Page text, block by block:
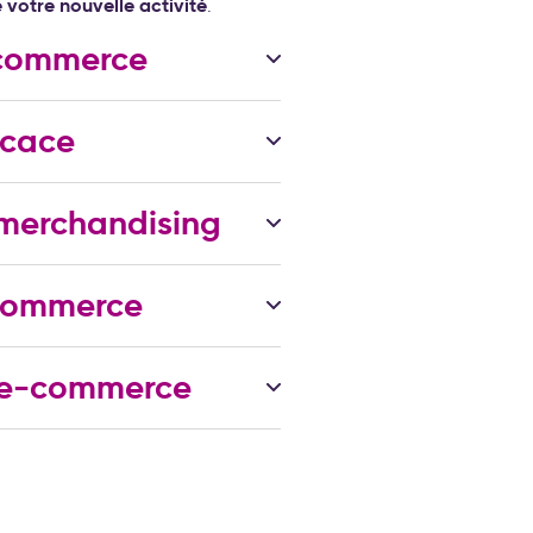
votre nouvelle activité.
Google Ads, contenu SEO
commerce